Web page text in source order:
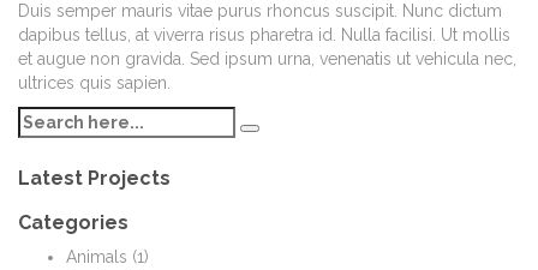
Duis semper mauris vitae purus rhoncus suscipit. Nunc dictum
dapibus tellus, at viverra risus pharetra id. Nulla facilisi. Ut mollis
et augue non gravida. Sed ipsum urna, venenatis ut vehicula nec,
ultrices quis sapien.
Latest Projects
Categories
Animals (1)